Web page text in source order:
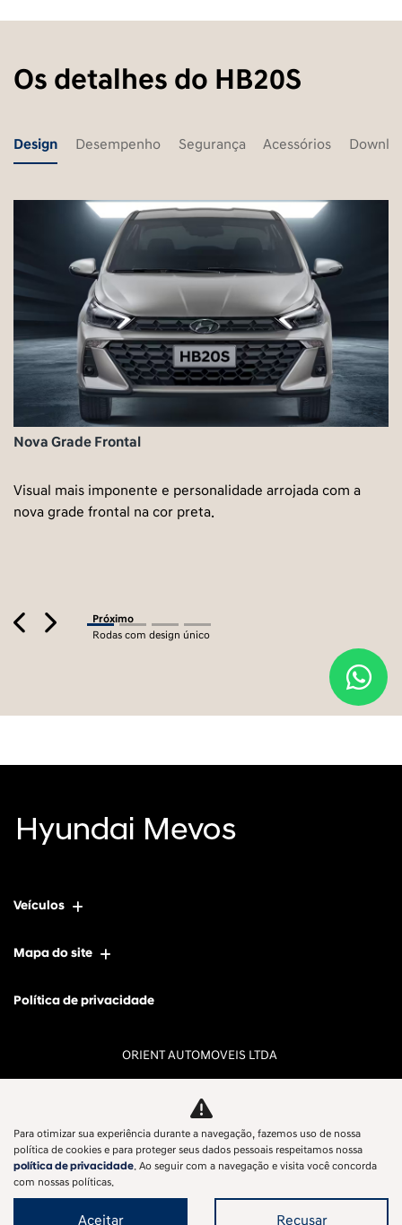
Os detalhes do HB20S
Design Desempenho Segurança Acessórios
Nova Grade Frontal
Visual mais imponente e personalidade arrojada com a
nova grade frontal na cor preta.
PreviousNext
Próximo
Rodas com design único
Veículos
Mapa do site
Política de privacidade
ORIENT AUTOMOVEIS LTDA
No trânsito, enxergar o outro salva vidas.
Para otimizar sua experiência durante a navegação, fazemos uso de nossa
política de cookies e para proteger seus dados pessoais respeitamos nossa
política de privacidade. Ao seguir com a navegação e visita você concorda
com nossas políticas.
Aceitar Recusar